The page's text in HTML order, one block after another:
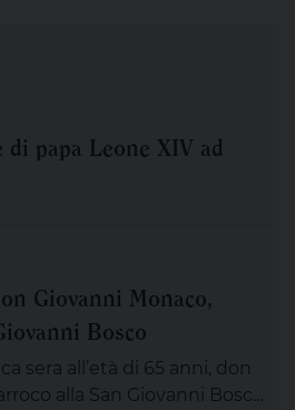
dal nostro
papa Leone XIV ad
Giovanni Monaco,
Bosco
sera all’età di 65 anni, don
alla San Giovanni Bosco.